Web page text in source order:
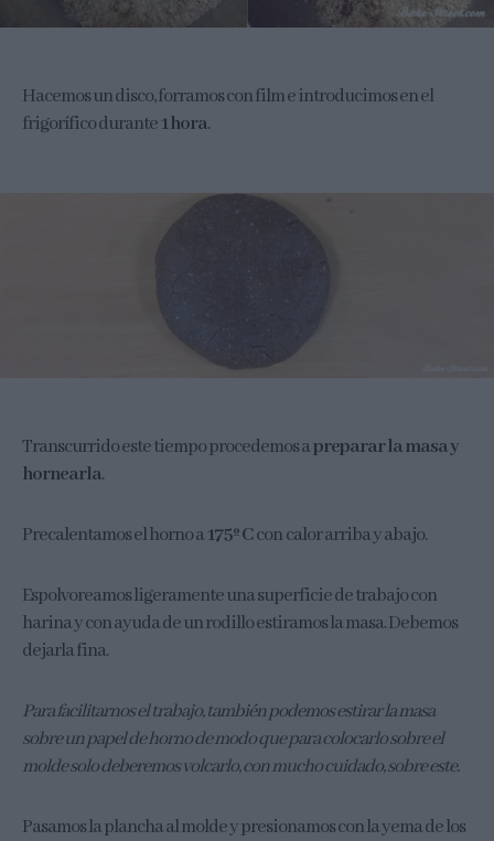
Hacemos un disco, forramos con film e introducimos en el
frigorífico durante1 hora.
Transcurrido este tiempo procedemos apreparar la masa y
hornearla.
Precalentamos el horno a175º Ccon calor arriba y abajo.
Espolvoreamos ligeramente una superficie de trabajo con
harina y con ayuda de un rodillo estiramos la masa. Debemos
dejarla fina.
Para facilitarnos el trabajo, también podemos estirar la masa
sobre un papel de horno de modo que para colocarlo sobre el
molde solo deberemos volcarlo, con mucho cuidado, sobre este.
Pasamos la plancha al molde y presionamos con la yema de los